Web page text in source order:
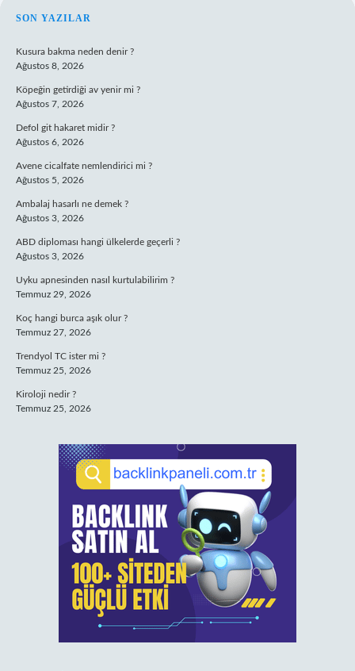
SIDEBAR
SON YAZILAR
Kusura bakma neden denir ?
Ağustos 8, 2026
Köpeğin getirdiği av yenir mi ?
Ağustos 7, 2026
Defol git hakaret midir ?
Ağustos 6, 2026
Avene cicalfate nemlendirici mi ?
Ağustos 5, 2026
Ambalaj hasarlı ne demek ?
Ağustos 3, 2026
ABD diploması hangi ülkelerde geçerli ?
Ağustos 3, 2026
Uyku apnesinden nasıl kurtulabilirim ?
Temmuz 29, 2026
Koç hangi burca aşık olur ?
Temmuz 27, 2026
Trendyol TC ister mi ?
Temmuz 25, 2026
Kiroloji nedir ?
Temmuz 25, 2026